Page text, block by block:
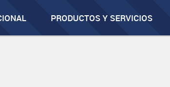
PRODUCTOS Y SERVICIOS